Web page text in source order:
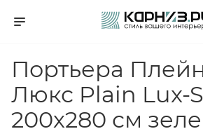
Портьера
Люкс Plain Lux-S
200х280 см